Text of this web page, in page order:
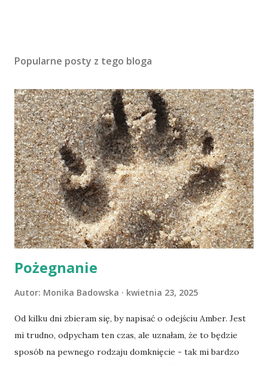
Popularne posty z tego bloga
Pożegnanie
Autor: Monika Badowska kwietnia 23, 2025
Od kilku dni zbieram się, by napisać o odejściu Amber. Jest
mi trudno, odpycham ten czas, ale uznałam, że to będzie
sposób na pewnego rodzaju domknięcie - tak mi bardzo